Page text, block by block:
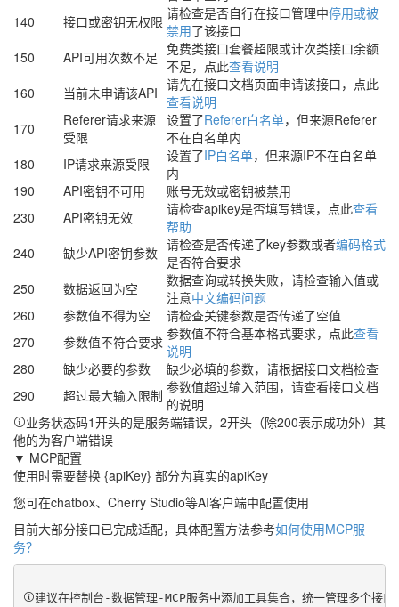
140
接口或密钥无权限 请检查是否自行在接口管理中停用或被
禁用了该接口
150
API可用次数不足 免费类接口套餐超限或计次类接口余额
不足，点此查看说明
160
当前未申请该API 请先在接口文档页面申请该接口，点此
查看说明
170
Referer请求来源
受限
设置了Referer白名单，但来源Referer
不在白名单内
180
IP请求来源受限 设置了IP白名单，但来源IP不在白名单
内
190
API密钥不可用
账号无效或密钥被禁用
230
API密钥无效 请检查apikey是否填写错误，点此查看
帮助
240
缺少API密钥参数 请检查是否传递了key参数或者编码格式
是否符合要求
250
数据返回为空
数据查询或转换失败，请检查输入值或
注意中文编码问题
260
参数值不得为空
请检查关键参数是否传递了空值
270
参数值不符合要求 参数值不符合基本格式要求，点此查看
说明
280
缺少必要的参数
缺少必填的参数，请根据接口文档检查
290
超过最大输入限制 参数值超过输入范围，请查看接口文档
的说明
业务状态码1开头的是服务端错误，2开头（除200表示成功外）其
他的为客户端错误
▼ MCP配置
使用时需要替换 {apiKey} 部分为真实的apiKey
您可在chatbox、Cherry Studio等AI客户端中配置使用
目前大部分接口已完成适配，具体配置方法参考如何使用MCP服
务？
建议在控制台-数据管理-MCP服务中添加工具集合，统一管理多个接口